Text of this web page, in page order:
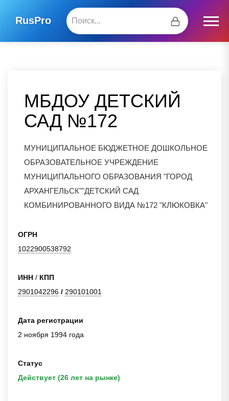
RusPro
МБДОУ ДЕТСКИЙ
САД №172
МУНИЦИПАЛЬНОЕ БЮДЖЕТНОЕ ДОШКОЛЬНОЕ
ОБРАЗОВАТЕЛЬНОЕ УЧРЕЖДЕНИЕ
МУНИЦИПАЛЬНОГО ОБРАЗОВАНИЯ "ГОРОД
АРХАНГЕЛЬСК""ДЕТСКИЙ САД
КОМБИНИРОВАННОГО ВИДА №172 "КЛЮКОВКА"
ОГРН
1022900538792
ИНН / КПП
2901042296 / 290101001
Дата регистрации
2 ноября 1994 года
Статус
Действует (26 лет на рынке)